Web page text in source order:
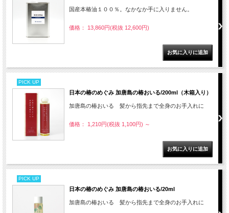
国産本椿油１００％。なかなか手に入りません。
価格： 13,860円(税抜 12,600円)
PICK UP
日本の椿のめぐみ 加唐島の椿おいる/200ml（木箱入り）
加唐島の椿おいる 髪から指先まで全身のお手入れに
価格： 1,210円(税抜 1,100円) ～
PICK UP
日本の椿のめぐみ 加唐島の椿おいる/20ml
加唐島の椿おいる 髪から指先まで全身のお手入れに